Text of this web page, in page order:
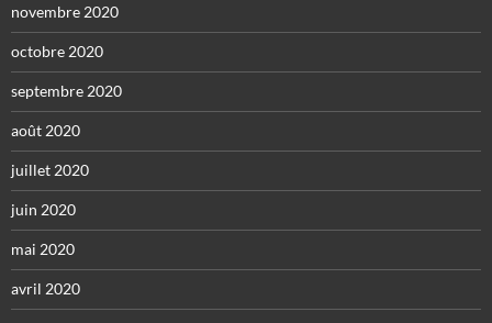
novembre 2020
octobre 2020
septembre 2020
août 2020
juillet 2020
juin 2020
mai 2020
avril 2020